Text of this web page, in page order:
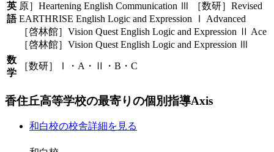
英
語
原］Heartening English Communication Ⅲ ［数研］Revised
EARTHRISE English Logic and Expression Ⅰ Advanced
［啓林館］Vision Quest English Logic and Expression Ⅱ Ace
［啓林館］Vision Quest English Logic and Expression Ⅲ
数
学
［数研］Ⅰ・A・Ⅱ・B・C
香住丘高等学校の最寄りの個別指導Axis
和白校の校舎詳細を見る